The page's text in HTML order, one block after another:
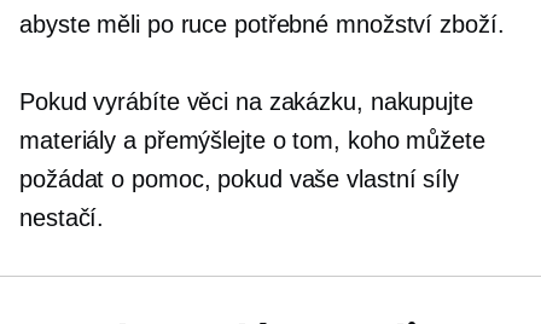
abyste měli po ruce potřebné množství zboží.
Pokud vyrábíte věci na zakázku, nakupujte
materiály a přemýšlejte o tom, koho můžete
požádat o pomoc, pokud vaše vlastní síly
nestačí.